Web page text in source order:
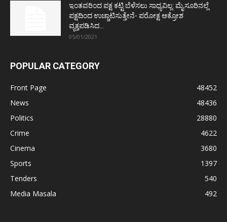
ಇಂತವರಿಂದ ಪಕ್ಷ ಕಟ್ಟಿ ಬೆಳೆಸಲು ಸಾಧ್ಯವಿಲ್ಲ: ಮೈಸೂರಿನಲ್ಲೆ
ಪಕ್ಷದಿಂದ ಉಚ್ಚಾಟಿಸುತ್ತೇನೆ- ಪರೋಕ್ಷ ಆಕ್ರೋಶ
ವ್ಯಕ್ತಪಡಿಸಿದ...
05/01/2021
POPULAR CATEGORY
Front Page
48452
News
48436
Politics
28880
Crime
4622
Cinema
3680
Sports
1397
Tenders
540
Media Masala
492